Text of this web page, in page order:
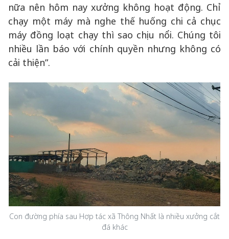
nữa nên hôm nay xưởng không hoạt động. Chỉ
chạy một máy mà nghe thế huống chi cả chục
máy đồng loạt chạy thì sao chịu nổi. Chúng tôi
nhiều lần báo với chính quyền nhưng không có
cải thiện”.
Con đường phía sau Hợp tác xã Thông Nhất là nhiều xưởng cắt
đá khác